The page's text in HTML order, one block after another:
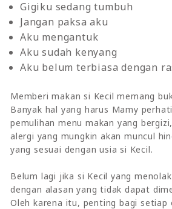
Gigiku sedang tumbuh
Jangan paksa aku
Aku mengantuk
Aku sudah kenyang
Aku belum terbiasa dengan
Memberi makan si Kecil memang
Banyak hal yang harus Mamy
pemulihan menu makan yang
alergi yang mungkin akan muncul
yang sesuai dengan usia si Kecil.
Belum lagi jika si Kecil yang
dengan alasan yang tidak dapat
Oleh karena itu, penting bagi setiap